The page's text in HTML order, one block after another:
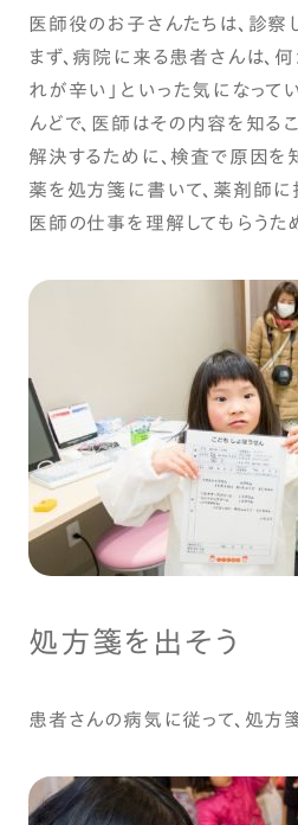
医師役のお子さんたちは、診察
まず、病院に来る患者さんは、何
れが辛い」といった気になって
んどで、医師はその内容を知る
解決するために、検査で原因を
薬を処方箋に書いて、薬剤師に
医師の仕事を理解してもらうた
処方箋を出そう
患者さんの病気に従って、処方